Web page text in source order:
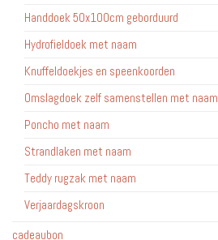
Handdoek 50x100cm geborduurd
Hydrofieldoek met naam
Knuffeldoekjes en speenkoorden
Omslagdoek zelf samenstellen met naam
Poncho met naam
Strandlaken met naam
Teddy rugzak met naam
Verjaardagskroon
cadeaubon